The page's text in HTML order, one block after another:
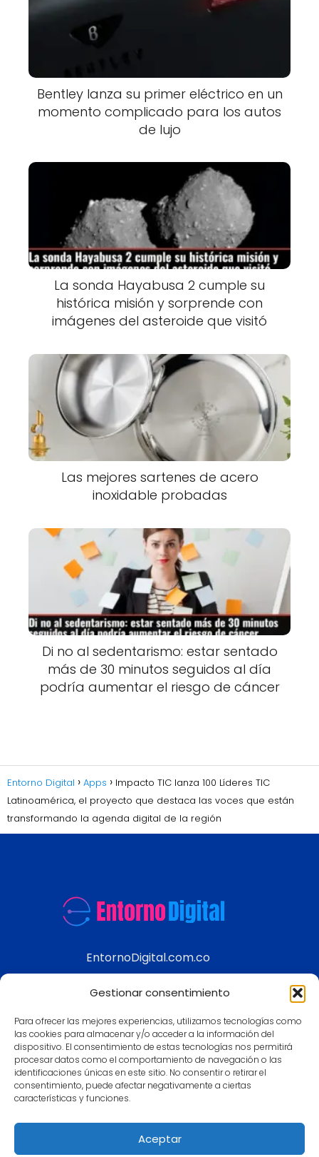
Gestionar consentimiento
Para ofrecer las mejores experiencias, utilizamos tecnologías como
las cookies para almacenar y/o acceder a la información del
dispositivo. El consentimiento de estas tecnologías nos permitirá
procesar datos como el comportamiento de navegación o las
identificaciones únicas en este sitio. No consentir o retirar el
consentimiento, puede afectar negativamente a ciertas
características y funciones.
Aceptar
Bentley lanza su primer eléctrico en un
momento complicado para los autos
de lujo
La sonda Hayabusa 2 cumple su
histórica misión y sorprende con
imágenes del asteroide que visitó
Las mejores sartenes de acero
inoxidable probadas
Di no al sedentarismo: estar sentado
más de 30 minutos seguidos al día
podría aumentar el riesgo de cáncer
Entorno Digital Apps
Impacto TIC lanza 100 Líderes TIC
Latinoamérica, el proyecto que destaca las voces que están
transformando la agenda digital de la región
EntornoDigital.com.co
modernos
Aviso legal
Política de Privacidad
Política de Cookies
Contacto